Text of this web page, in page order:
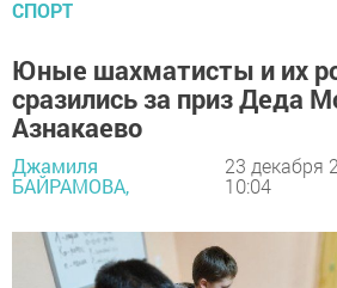
СПОРТ
Юные шахматисты и их
сразились за приз Деда
Азнакаево
Джамиля
БАЙРАМОВА,
23 декабря
10:04